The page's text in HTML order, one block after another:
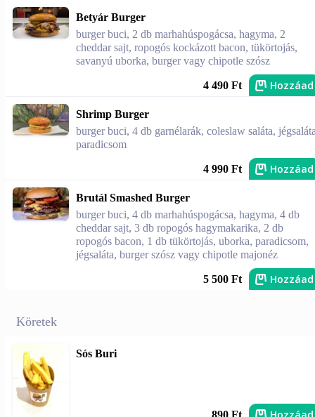
Betyár Burger
burger buci, 2 db marhahúspogácsa, hagyma, 2
cheddar sajt, ropogós kockázott bacon, tükörtojás,
savanyú uborka, burger vagy chipotle szósz
4 490 Ft Hozzáad
Shrimp Burger
burger buci, 4 db garnélarák, coleslaw saláta,
paradicsom
4 990 Ft Hozzáad
Brutál Smashed Burger
burger buci, 4 db marhahúspogácsa, hagyma, 4 db
cheddar sajt, 3 db ropogós hagymakarika, 2 db
ropogós bacon, 1 db tükörtojás, uborka, paradicsom,
jégsaláta, burger szósz vagy chipotle majonéz
5 500 Ft Hozzáad
Köretek
Sós Buri
890 Ft